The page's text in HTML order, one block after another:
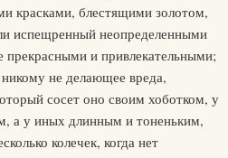
красками, блестящими золотом,
испещренный неопределенными
прекрасными и привлекательными;
не делающее вреда,
сосет оно своим хоботком, у
а у иных длинным и тоненьким,
колечек, когда нет